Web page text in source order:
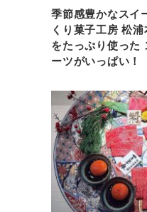
季節感豊かなスイ
くり菓子工房 松
をたっぷり使った
ーツがいっぱい！